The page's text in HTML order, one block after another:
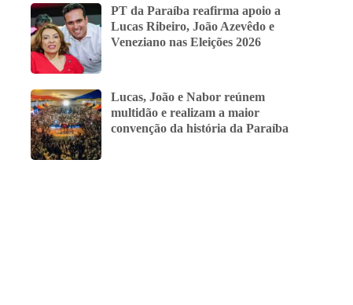
PT da Paraíba reafirma apoio a
Lucas Ribeiro, João Azevêdo e
Veneziano nas Eleições 2026
Lucas, João e Nabor reúnem
multidão e realizam a maior
convenção da história da Paraíba